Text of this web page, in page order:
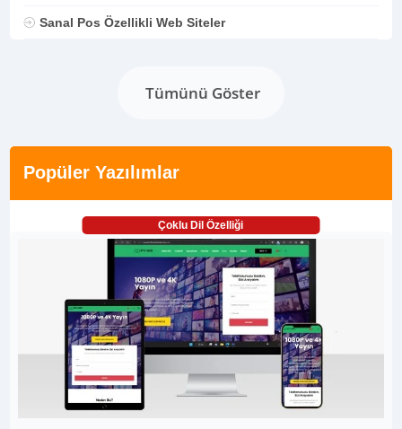
Sanal Pos Özellikli Web Siteler
Tümünü Göster
Popüler Yazılımlar
Çoklu Dil Özelliği